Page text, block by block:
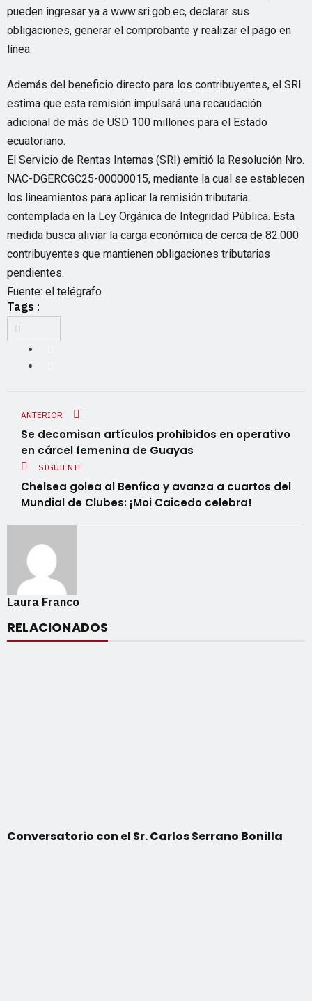
pueden ingresar ya a www.sri.gob.ec, declarar sus
obligaciones, generar el comprobante y realizar el pago en
línea.
Además del beneficio directo para los contribuyentes, el SRI
estima que esta remisión impulsará una recaudación
adicional de más de USD 100 millones para el Estado
ecuatoriano.
El Servicio de Rentas Internas (SRI) emitió la Resolución Nro.
NAC-DGERCGC25-00000015, mediante la cual se establecen
los lineamientos para aplicar la remisión tributaria
contemplada en la Ley Orgánica de Integridad Pública. Esta
medida busca aliviar la carga económica de cerca de 82.000
contribuyentes que mantienen obligaciones tributarias
pendientes.
Fuente: el telégrafo
Tags :
ANTERIOR
Se decomisan artículos prohibidos en operativo
en cárcel femenina de Guayas
SIGUIENTE
Chelsea golea al Benfica y avanza a cuartos del
Mundial de Clubes: ¡Moi Caicedo celebra!
Laura Franco
RELACIONADOS
Conversatorio con el Sr. Carlos Serrano Bonilla